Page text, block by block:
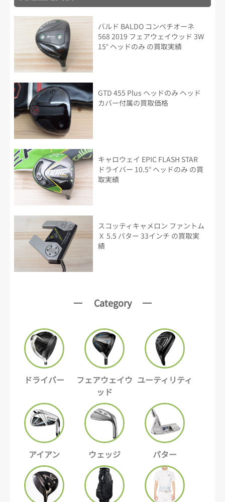
バルド BALDO コンペチオーネ
568 2019 フェアウェイウッド 3W
15° ヘッドのみ の買取実績
GTD 455 Plus ヘッドのみ ヘッド
カバー付属の買取価格
キャロウェイ EPIC FLASH STAR
ドライバー 10.5° ヘッドのみ の買
取実績
スコッティキャメロン ファントム
Ｘ 5.5 パター 33インチ の買取実
績
Category
ドライバー
フェアウェイウ
ッド
ユーティリティ
アイアン ウェッジ パター